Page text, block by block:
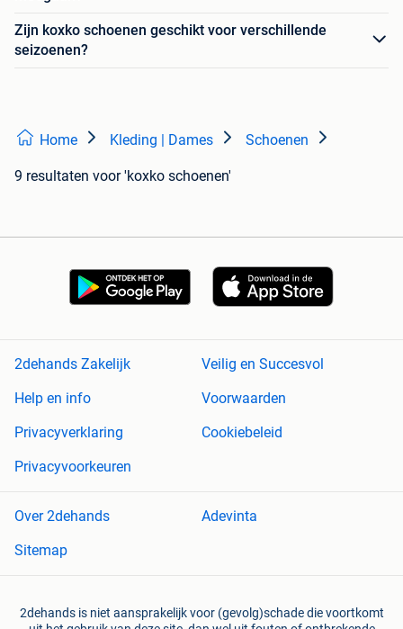
Zijn koxko schoenen geschikt voor verschillende
seizoenen?
Home Kleding | Dames Schoenen
9 resultaten voor 'koxko schoenen'
2dehands Zakelijk
Veilig en Succesvol
Help en info
Voorwaarden
Privacyverklaring
Cookiebeleid
Privacyvoorkeuren
Over 2dehands
Adevinta
Sitemap
2dehands is niet aansprakelijk voor (gevolg)schade die voortkomt